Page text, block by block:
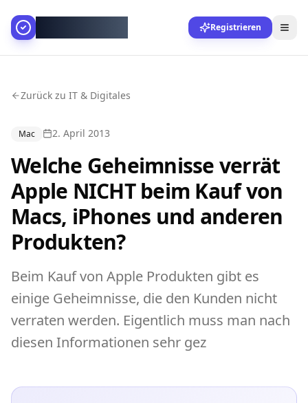
Registrieren
Zurück zu IT & Digitales
Mac 2. April 2013
Welche Geheimnisse verrät
Apple NICHT beim Kauf von
Macs, iPhones und anderen
Produkten?
Beim Kauf von Apple Produkten gibt es
einige Geheimnisse, die den Kunden nicht
verraten werden. Eigentlich muss man nach
diesen Informationen sehr gez